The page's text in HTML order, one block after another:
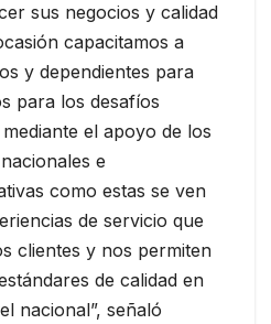
sus negocios y calidad
capacitamos a
y dependientes para
para los desafíos
el apoyo de los
e
como estas se ven
de servicio que
clientes y nos permiten
de calidad en
nacional”, señaló